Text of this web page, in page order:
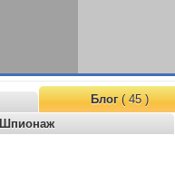
Блог( 45 )
Шпионаж